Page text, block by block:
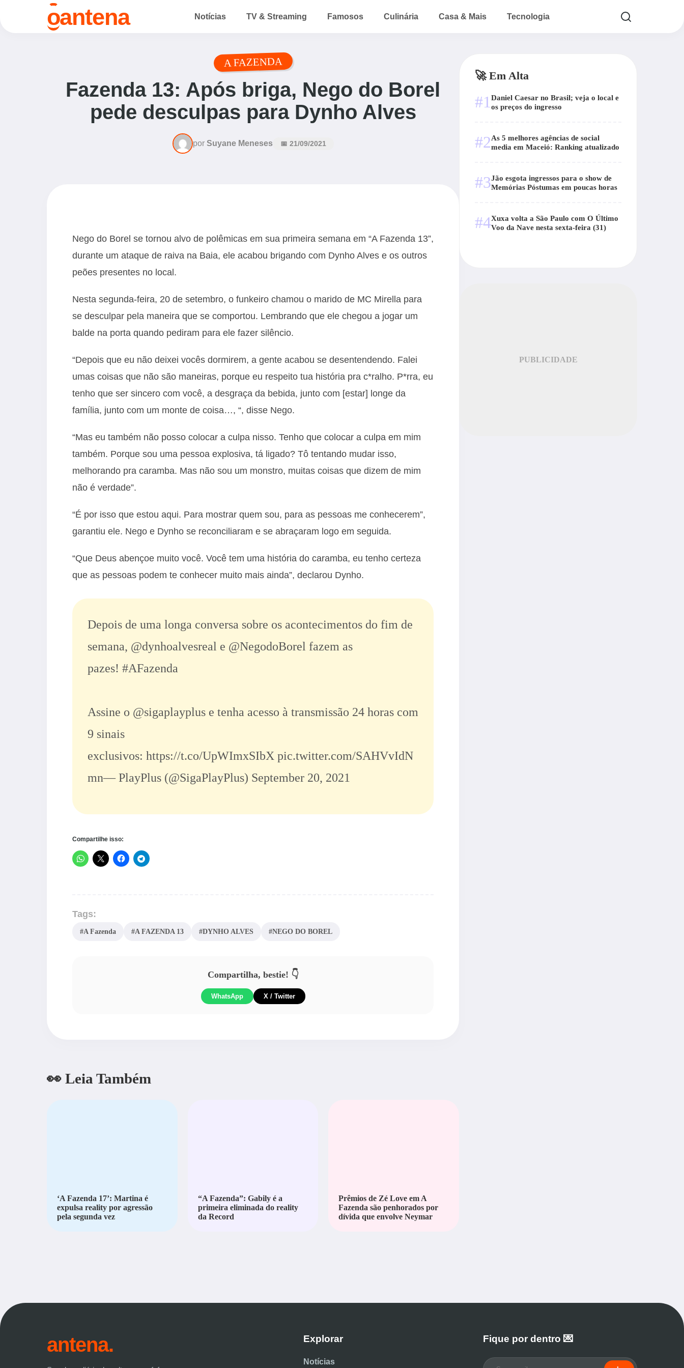
oantena Notícias TV & Streaming Famosos Culinária Casa & Mais Tecnologia
A FAZENDA
Fazenda 13: Após briga, Nego do Borel
pede desculpas para Dynho Alves
por Suyane Meneses 📅 21/09/2021
Nego do Borel se tornou alvo de polêmicas em sua primeira semana em “A Fazenda 13”,
durante um ataque de raiva na Baia, ele acabou brigando com Dynho Alves e os outros
peões presentes no local.
Nesta segunda-feira, 20 de setembro, o funkeiro chamou o marido de MC Mirella para
se desculpar pela maneira que se comportou. Lembrando que ele chegou a jogar um
balde na porta quando pediram para ele fazer silêncio.
“Depois que eu não deixei vocês dormirem, a gente acabou se desentendendo. Falei
umas coisas que não são maneiras, porque eu respeito tua história pra c*ralho. P*rra, eu
tenho que ser sincero com você, a desgraça da bebida, junto com [estar] longe da
família, junto com um monte de coisa…, “, disse Nego.
“Mas eu também não posso colocar a culpa nisso. Tenho que colocar a culpa em mim
também. Porque sou uma pessoa explosiva, tá ligado? Tô tentando mudar isso,
melhorando pra caramba. Mas não sou um monstro, muitas coisas que dizem de mim
não é verdade”.
“É por isso que estou aqui. Para mostrar quem sou, para as pessoas me conhecerem”,
garantiu ele. Nego e Dynho se reconciliaram e se abraçaram logo em seguida.
“Que Deus abençoe muito você. Você tem uma história do caramba, eu tenho certeza
que as pessoas podem te conhecer muito mais ainda”, declarou Dynho.
Depois de uma longa conversa sobre os acontecimentos do fim de
semana, @dynhoalvesreal e @NegodoBorel fazem as
pazes! #AFazenda
Assine o @sigaplayplus e tenha acesso à transmissão 24 horas com
9 sinais
exclusivos: https://t.co/UpWImxSIbX pic.twitter.com/SAHVvIdN
mn— PlayPlus (@SigaPlayPlus) September 20, 2021
Compartilhe isso:
Tags:
#A Fazenda #A FAZENDA 13 #DYNHO ALVES #NEGO DO BOREL
Compartilha, bestie! 👇
WhatsApp X / Twitter
👀 Leia Também
‘A Fazenda 17’: Martina é
expulsa reality por agressão
pela segunda vez
“A Fazenda”: Gabily é a
primeira eliminada do reality
da Record
Prêmios de Zé Love em A
Fazenda são penhorados por
dívida que envolve Neymar
🚀 Em Alta
#1 Daniel Caesar no Brasil; veja o local e
os preços do ingresso
#2As 5 melhores agências de social
media em Maceió: Ranking atualizado
#3Jão esgota ingressos para o show de
Memórias Póstumas em poucas horas
#4Xuxa volta a São Paulo com O Último
Voo da Nave nesta sexta-feira (31)
PUBLICIDADE
antena. Explorar
Notícias
Fique por dentro 💌